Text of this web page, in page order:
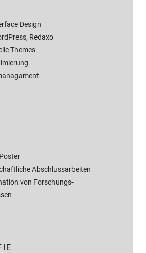
Design
Redaxo
Themes
Abschluss­arbeiten
von Forschungs­